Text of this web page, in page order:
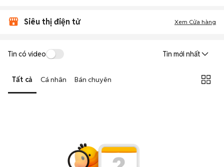
Siêu thị điện tử Xem Cửa hàng
Tin có video Tin mới nhất
Tất cả Cá nhân Bán chuyên